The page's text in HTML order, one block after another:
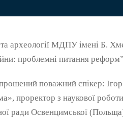
та археології МДПУ імені Б.
проблемні питання
поважний спікер:
проректор з наукової
ради Освенцимської (Польща),